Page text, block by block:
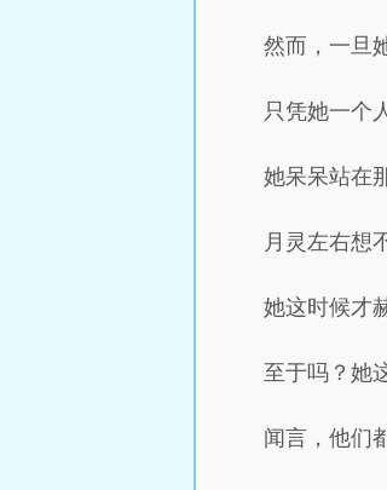
然而，一旦
只凭她一个
她呆呆站在
月灵左右想
她这时候才
至于吗？她
闻言，他们